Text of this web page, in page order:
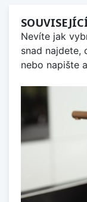
Nevíte jak
snad najdete,
nebo napište